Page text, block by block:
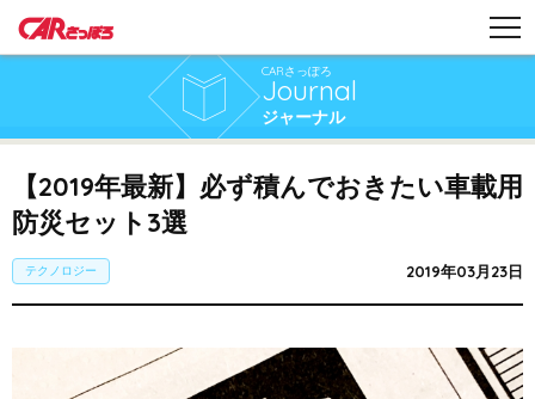
CARさっぽろ
Journal
ジャーナル
【2019年最新】必ず積んでおきたい車載用
防災セット3選
テクノロジー 2019年03月23日